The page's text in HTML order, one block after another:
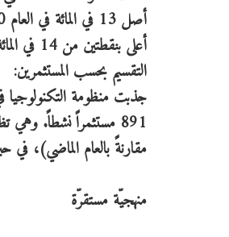
أعلى بنقطتين من 14 في المائة في العام 2020.
التقسيم بحسب المستثمرين:
مقارنةً بالعام الماضي)، في حين تشارك 65 شركة في أكثر من 5 صفقات (أكثر من 195 في
منهجيّة مستقرّة